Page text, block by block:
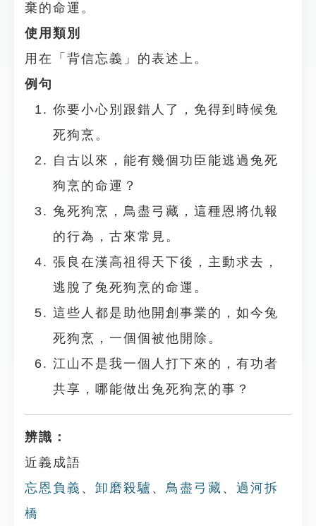
棄的命運。
使用類別
用在「背信忘義」的表述上。
例句
你要小心別跟錯人了，免得到時候兔
死狗烹。
自古以來，能有幾個功臣能逃過兔死
狗烹的命運？
兔死狗烹，鳥盡弓藏，這種恩將仇報
的行為，古來常見。
張良在漢高祖得天下後，主動求去，
逃脫了兔死狗烹的命運。
這些人都是助他開創事業的，如今兔
死狗烹，一個個被他開除。
江山不是我一個人打下來的，有功者
共享，哪能做出兔死狗烹的事？
辨識：
近義成語
忘恩負義 、 卸磨殺驢 、 鳥盡弓藏 、 過河拆
橋